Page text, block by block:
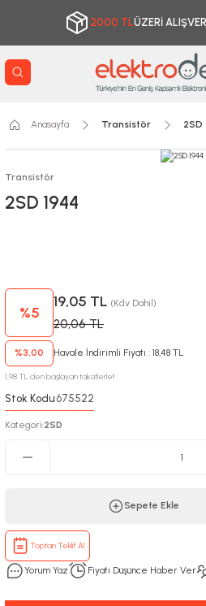
2000 TLÜZERİ
Anasayfa Transistör 2SD
Transistör
2SD 1944
%5
19,05 TL (Kdv Dahil)
20,06 TL
%3,00 Havale İndirimli Fiyatı : 18,48 TL
1,98 TL den başlayan taksitlerle!!
Stok Kodu:675522
Kategori:2SD
Sepete Ekle
Toptan Teklif Al
Yorum Yaz Fiyatı Düşünce Haber Ver